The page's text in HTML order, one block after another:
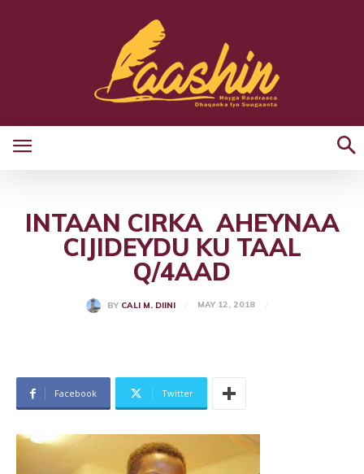
INTAAN CIRKA AHEYNAA
CIJIDEYDU KU TAAL
Q/4AAD
BY CALI M. DIINI MAY 12, 2018
Facebook Twitter